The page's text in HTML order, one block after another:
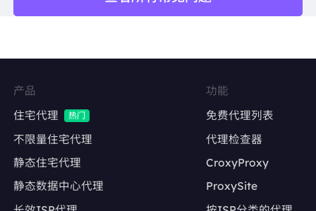
矩阵账号运营
多账号管理
维持账号稳定的登录IP，降低异常登录风险
内容发布与互动
自动化发帖、点赞、评论，模拟真实用户行为
避免因IP变动导致账号被限流或封禁
产品
住宅代理
热门
不限量住宅代理
静态住宅代理
静态数据中心代理
功能
免费代理列表
代理检查器
CroxyProxy
ProxySite